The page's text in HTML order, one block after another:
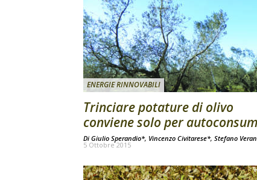
ENERGIE RINNOVABILI
Trinciare potature di olivo
conviene solo per
Di Giulio Sperandio*, Vincenzo Civitarese*, Stefano
5 Ottobre 2015